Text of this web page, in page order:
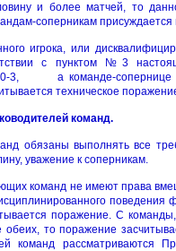
и более матчей, то
соперникам
игрока, или
с пунктом №3
0-3, а команде-сопернице
техническое
команд.
выполнять все
уважение к соперникам.
команд не имеют
поведения
поражение. С
обеих, то поражение
команд рассматриваются